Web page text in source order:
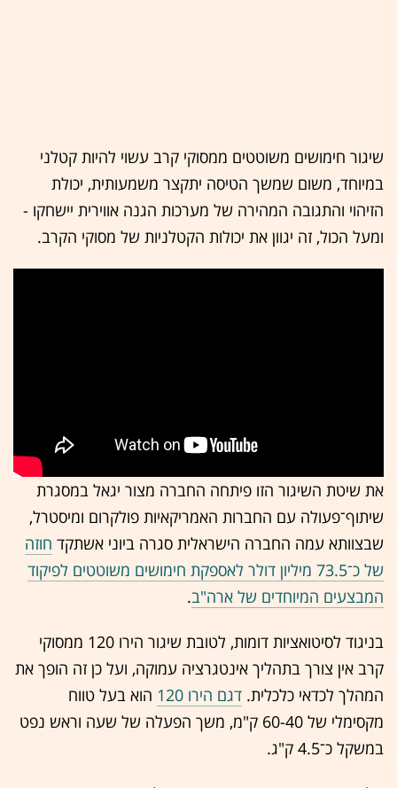
שיגור חימושים משוטטים ממסוקי קרב עשוי להיות קטלני
במיוחד, משום שמשך הטיסה יתקצר משמעותית, יכולת
הזיהוי והתגובה המהירה של מערכות הגנה אווירית יישחקו -
ומעל הכול, זה יגוון את יכולות הקטלניות של מסוקי הקרב.
את שיטת השיגור הזו פיתחה החברה מצור יגאל במסגרת
שיתוף־פעולה עם החברות האמריקאיות פולקרום ומיסטרל,
שבצוותא עמה החברה הישראלית סגרה ביוני אשתקד חוזה
של כ־73.5 מיליון דולר לאספקת חימושים משוטטים לפיקוד
המבצעים המיוחדים של ארה"ב.
בניגוד לסיטואציות דומות, לטובת שיגור הירו 120 ממסוקי
קרב אין צורך בתהליך אינטגרציה עמוקה, ועל כן זה הופך את
המהלך לכדאי כלכלית. דגם הירו 120
הוא בעל טווח
מקסימלי של 60-40 ק"מ, משך הפעלה של שעה וראש נפט
במשקל כ־4.5 ק"ג.